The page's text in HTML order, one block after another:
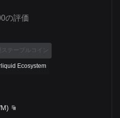
の評価
テーブルコイン
Ecosystem
)